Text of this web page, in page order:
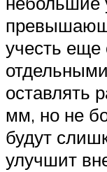
учесть
оставлять
мм, но не
будут
улучшит